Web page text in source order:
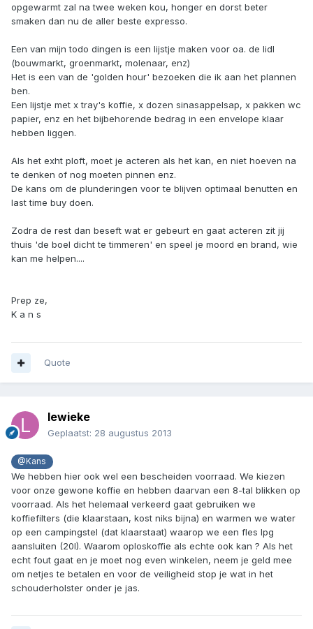
opgewarmt zal na twee weken kou, honger en dorst beter
smaken dan nu de aller beste expresso.
Een van mijn todo dingen is een lijstje maken voor oa. de lidl
(bouwmarkt, groenmarkt, molenaar, enz)
Het is een van de 'golden hour' bezoeken die ik aan het plannen
ben.
Een lijstje met x tray's koffie, x dozen sinasappelsap, x pakken wc
papier, enz en het bijbehorende bedrag in een envelope klaar
hebben liggen.
Als het exht ploft, moet je acteren als het kan, en niet hoeven na
te denken of nog moeten pinnen enz.
De kans om de plunderingen voor te blijven optimaal benutten en
last time buy doen.
Zodra de rest dan beseft wat er gebeurt en gaat acteren zit jij
thuis 'de boel dicht te timmeren' en speel je moord en brand, wie
kan me helpen....
Prep ze,
K a n s
Quote
lewieke
Geplaatst: 28 augustus 2013
@Kans
We hebben hier ook wel een bescheiden voorraad. We kiezen
voor onze gewone koffie en hebben daarvan een 8-tal blikken op
voorraad. Als het helemaal verkeerd gaat gebruiken we
koffiefilters (die klaarstaan, kost niks bijna) en warmen we water
op een campingstel (dat klaarstaat) waarop we een fles lpg
aansluiten (20l). Waarom oploskoffie als echte ook kan ? Als het
echt fout gaat en je moet nog even winkelen, neem je geld mee
om netjes te betalen en voor de veiligheid stop je wat in het
schouderholster onder je jas.